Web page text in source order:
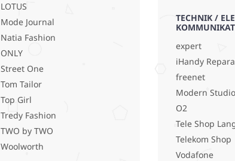
LOTUS
Mode Journal
Natia Fashion
ONLY
Street One
Tom Tailor
Top Girl
Tredy Fashion
TWO by TWO
Woolworth
TECHNIK /
expert
iHandy
freenet
Modern Studio
O2
Tele Shop
Telekom Shop
Vodafone